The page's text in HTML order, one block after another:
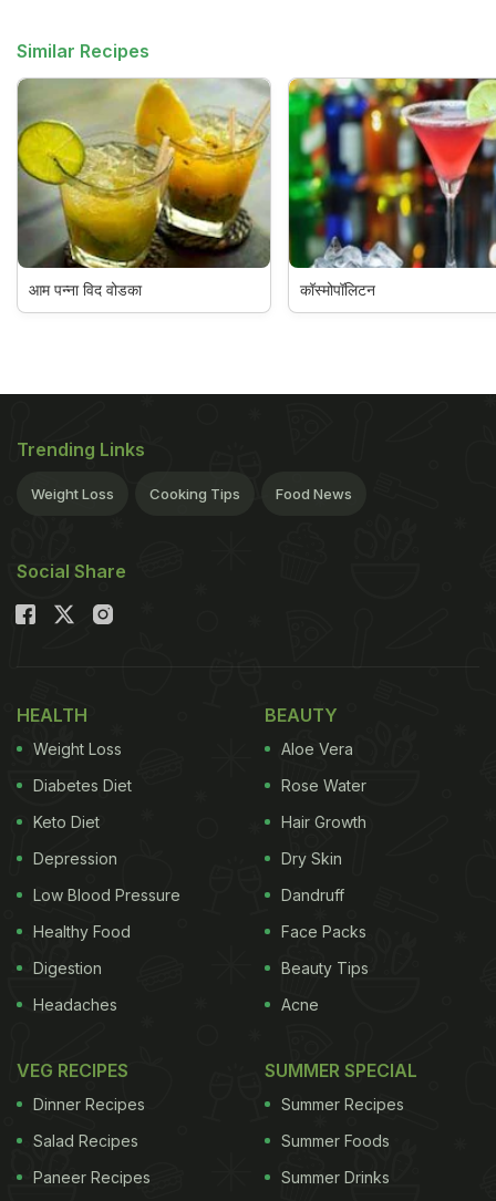
Similar Recipes
आम पन्ना विद वोडका कॉस्मोपॉलिटन
Trending Links
Weight Loss Cooking Tips Food News
Social Share
HEALTH
Weight Loss
Diabetes Diet
Keto Diet
Depression
Low Blood Pressure
Healthy Food
Digestion
Headaches
BEAUTY
Aloe Vera
Rose Water
Hair Growth
Dry Skin
Dandruff
Face Packs
Beauty Tips
Acne
VEG RECIPES
Dinner Recipes
Salad Recipes
Paneer Recipes
SUMMER SPECIAL
Summer Recipes
Summer Foods
Summer Drinks